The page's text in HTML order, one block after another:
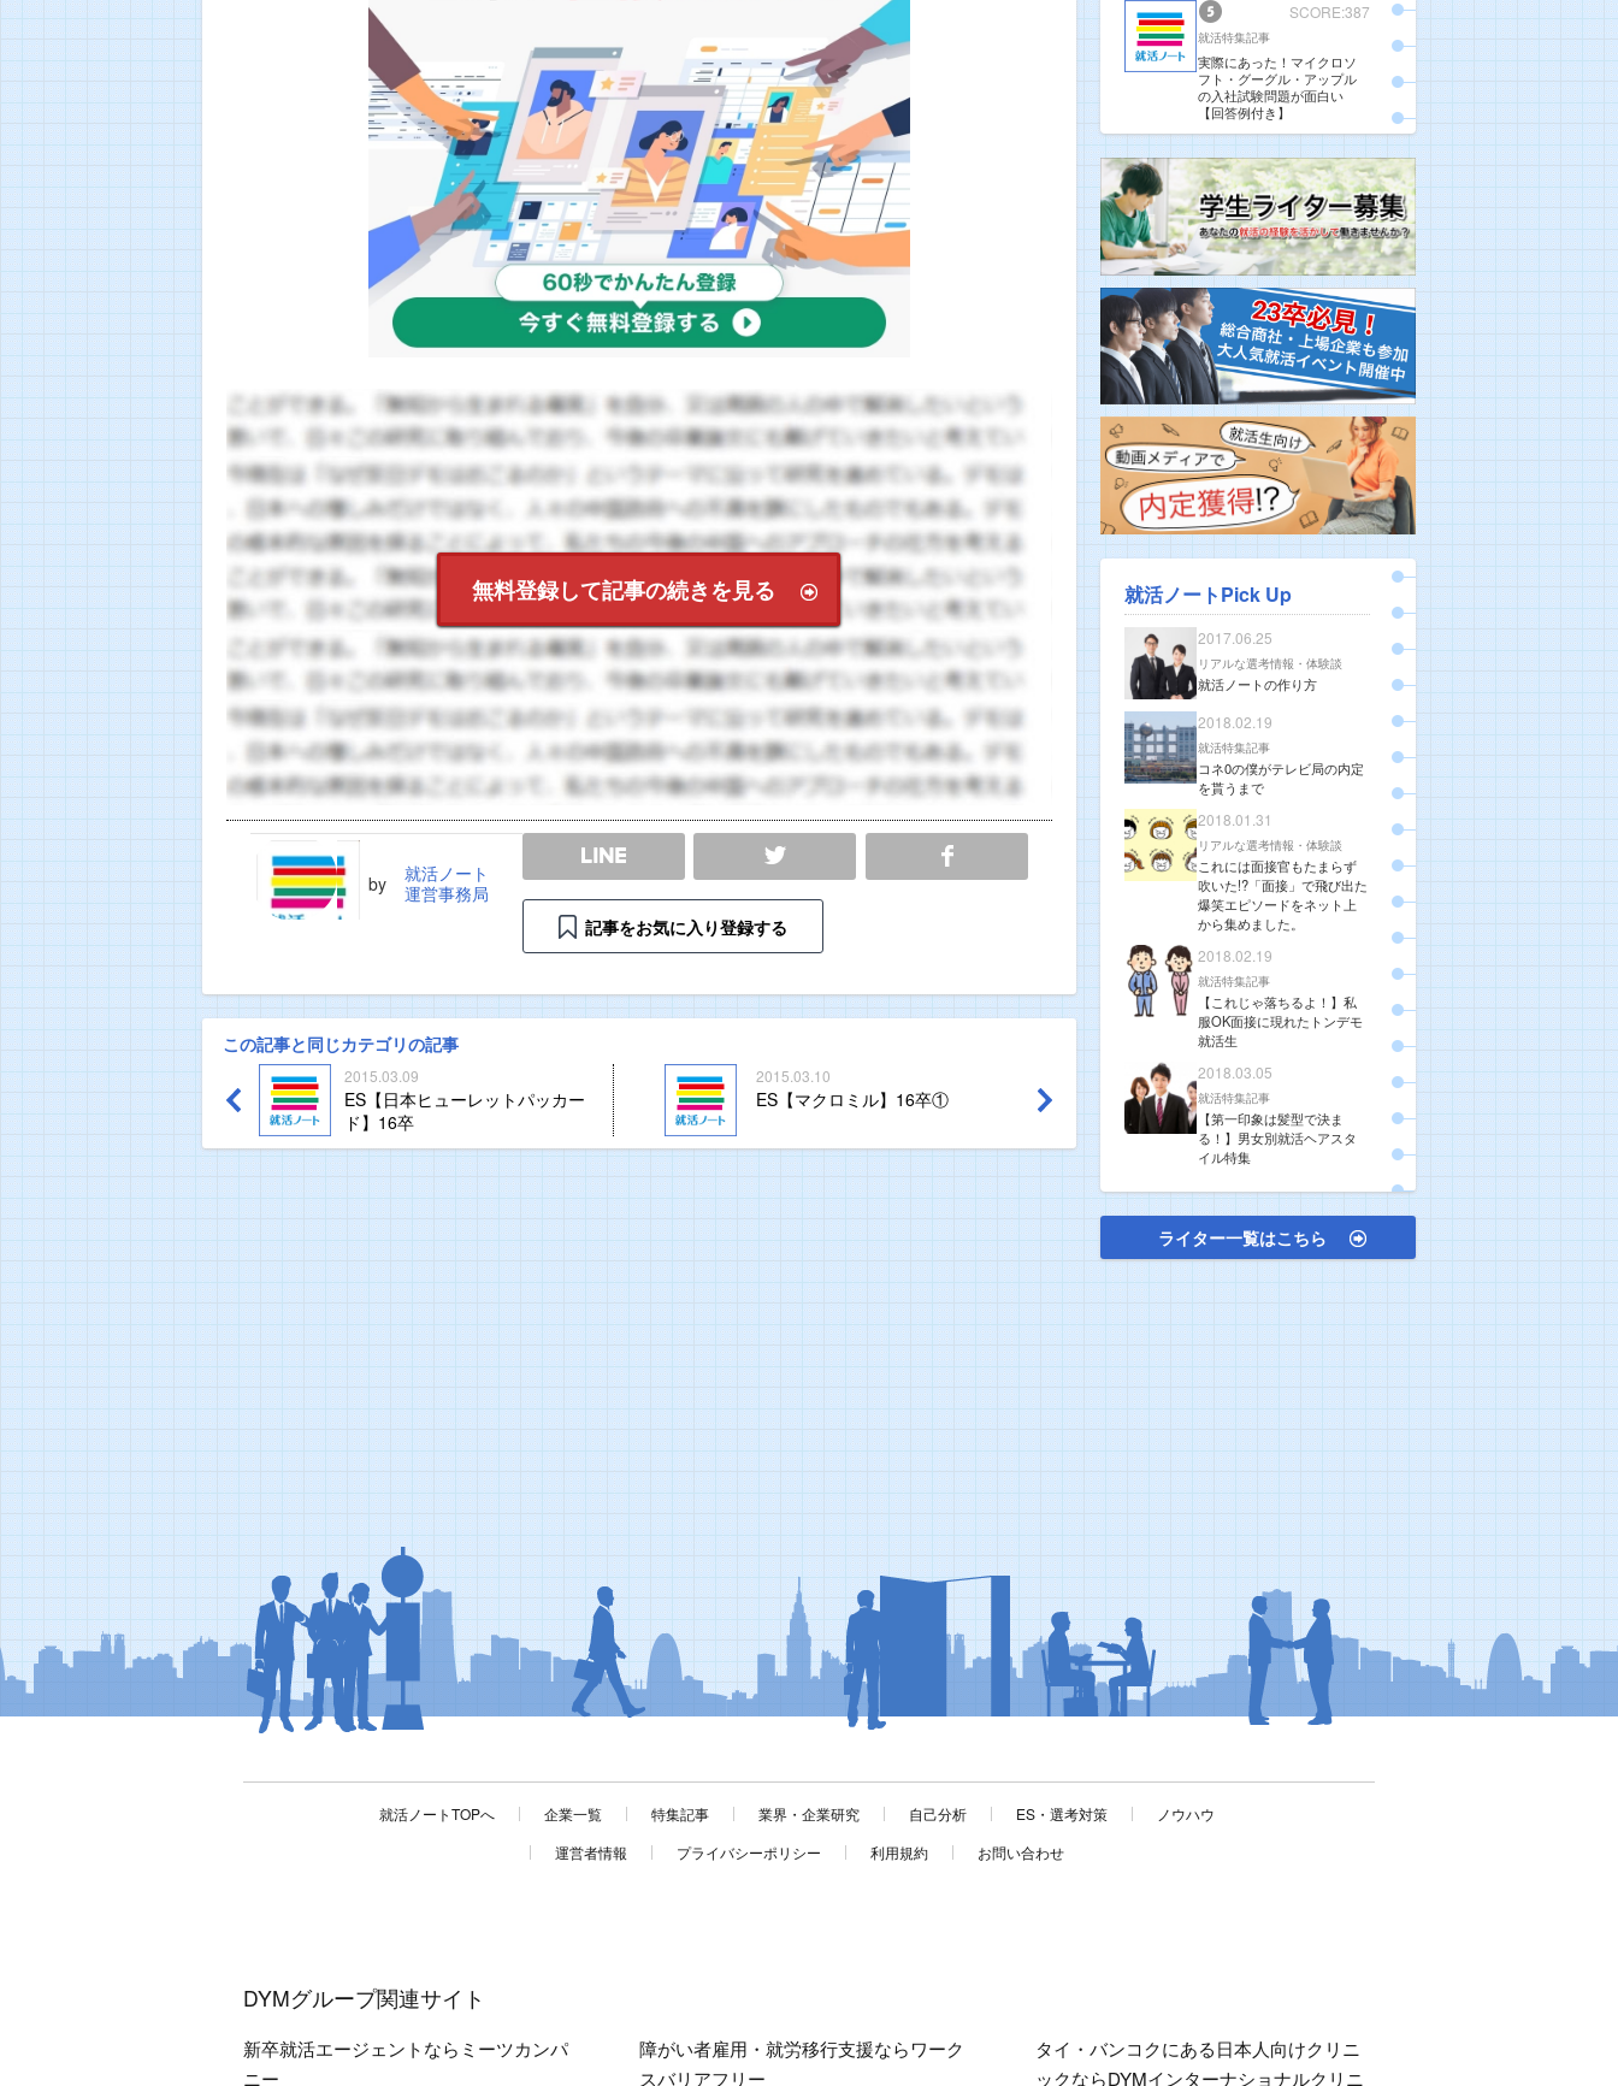
無料登録して記事の続きを見る
by
就活ノート
運営事務局
LINE SHARE
記事をお気に入り登録する
この記事と同じカテゴリの記事
2015.03.09
ES【日本ヒューレットパッカー
ド】16卒
2015.03.10
ES【マクロミル】16卒①
SCORE:387
就活特集記事
実際にあった！マイクロソ
フト・グーグル・アップル
の入社試験問題が面白い
【回答例付き】
就活ノートPick Up
2017.06.25
リアルな選考情報・体験談
就活ノートの作り方
2018.02.19
就活特集記事
コネ0の僕がテレビ局の内定
を貰うまで
2018.01.31
リアルな選考情報・体験談
これには面接官もたまらず
吹いた!?「面接」で飛び出た
爆笑エピソードをネット上
から集めました。
2018.02.19
就活特集記事
【これじゃ落ちるよ！】私
服OK面接に現れたトンデモ
就活生
2018.03.05
就活特集記事
【第一印象は髪型で決ま
る！】男女別就活ヘアスタ
イル特集
ライター一覧はこちら
就活ノートTOPへ 企業一覧 特集記事 業界・企業研究 自己分析 ES・選考対策
ノウハウ
運営者情報
プライバシーポリシー 利用規約 お問い合わせ
DYMグループ関連サイト
新卒就活エージェントならミーツカンパ
ニー
障がい者雇用・就労移行支援ならワーク
スバリアフリー
タイ・バンコクにある日本人向けクリニ
ックならDYMインターナショナルクリニ